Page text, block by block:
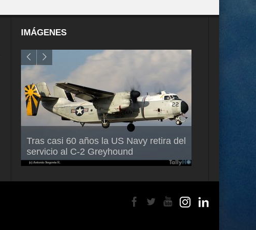
IMÁGENES
Tras casi 60 años la US Navy retira del
servicio al C-2 Greyhound
Air France-KLM anuncia a Guilhem
Mallet como nuevo Director General
para América Latina